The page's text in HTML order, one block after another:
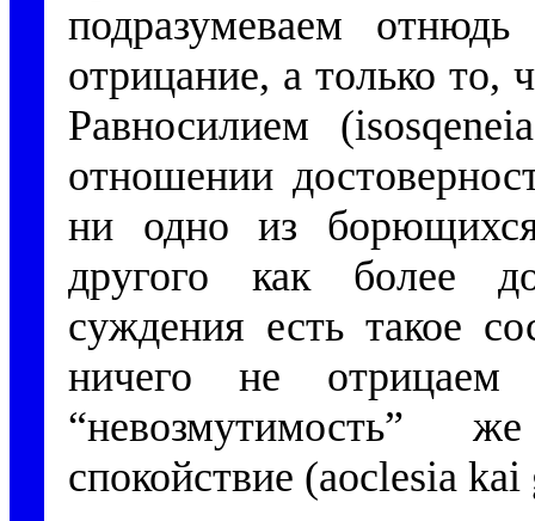
подразумеваем
отрицание, а только то,
Равносилием (isosqeneia
отношении
ни одно из
другого как более
суждения есть такое
ничего не
“невозмутимость”
спокойствие (aoclesia